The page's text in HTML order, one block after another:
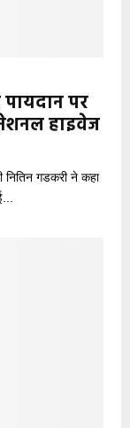
पर
हाइवेज
गडकरी ने कहा